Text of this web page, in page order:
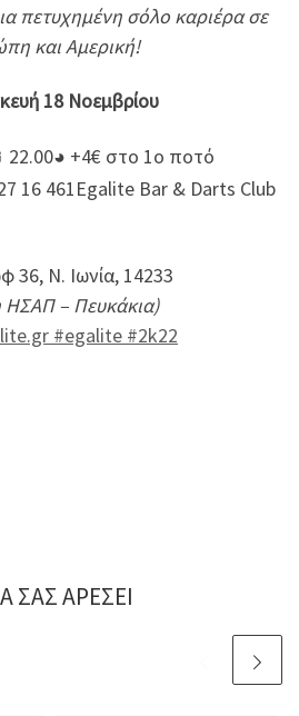
πετυχημένη σόλο καριέρα σε
και Αμερική!
18 Νοεμβρίου
22.00◕ +4€ στο 1ο ποτό
16 461Egalite Bar & Darts Club
36, Ν. Ιωνία, 14233
ΗΣΑΠ – Πευκάκια)
#egalite #2k22
ΣΑΣ ΑΡΈΣΕΙ